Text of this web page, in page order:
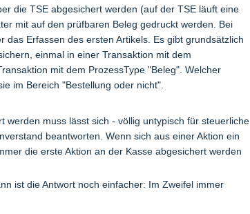
die TSE abgesichert werden (auf der TSE läuft eine
mit auf den prüfbaren Beleg gedruckt werden. Bei
das Erfassen des ersten Artikels. Es gibt grundsätzlich
einmal in einer Transaktion mit dem
mit dem ProzessType "Beleg". Welcher
im Bereich "Bestellung oder nicht".
werden muss lässt sich - völlig untypisch für steuerliche
beantworten. Wenn sich aus einer Aktion ein
die erste Aktion an der Kasse abgesichert werden
ist die Antwort noch einfacher: Im Zweifel immer